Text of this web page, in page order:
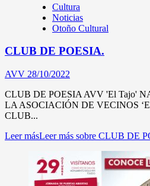
Cultura
Noticias
Otoño Cultural
CLUB DE POESIA.
AVV 28/10/2022
CLUB DE POESIA AVV 'El Tajo'
LA ASOCIACIÓN DE VECINOS
CLUB...
Leer másLeer más sobre CLUB DE